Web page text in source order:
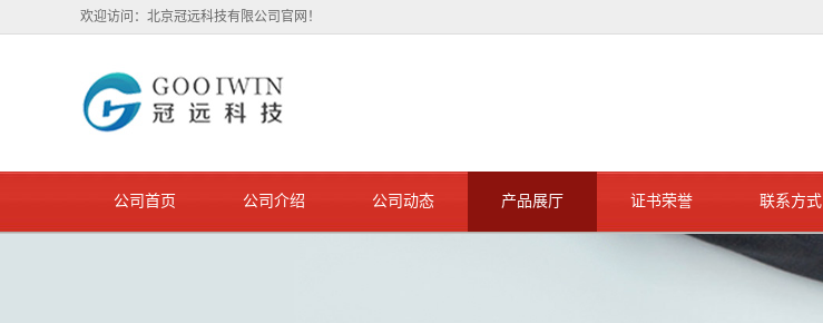
欢迎访问：北京冠远科技有限公司官网！
公司首页 公司介绍 公司动态 产品展厅 证书荣誉 联系方式